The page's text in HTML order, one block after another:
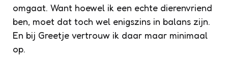
omgaat. Want hoewel ik een echte dierenvriend
ben, moet dat toch wel enigszins in balans zijn.
En bij Greetje vertrouw ik daar maar minimaal
op.